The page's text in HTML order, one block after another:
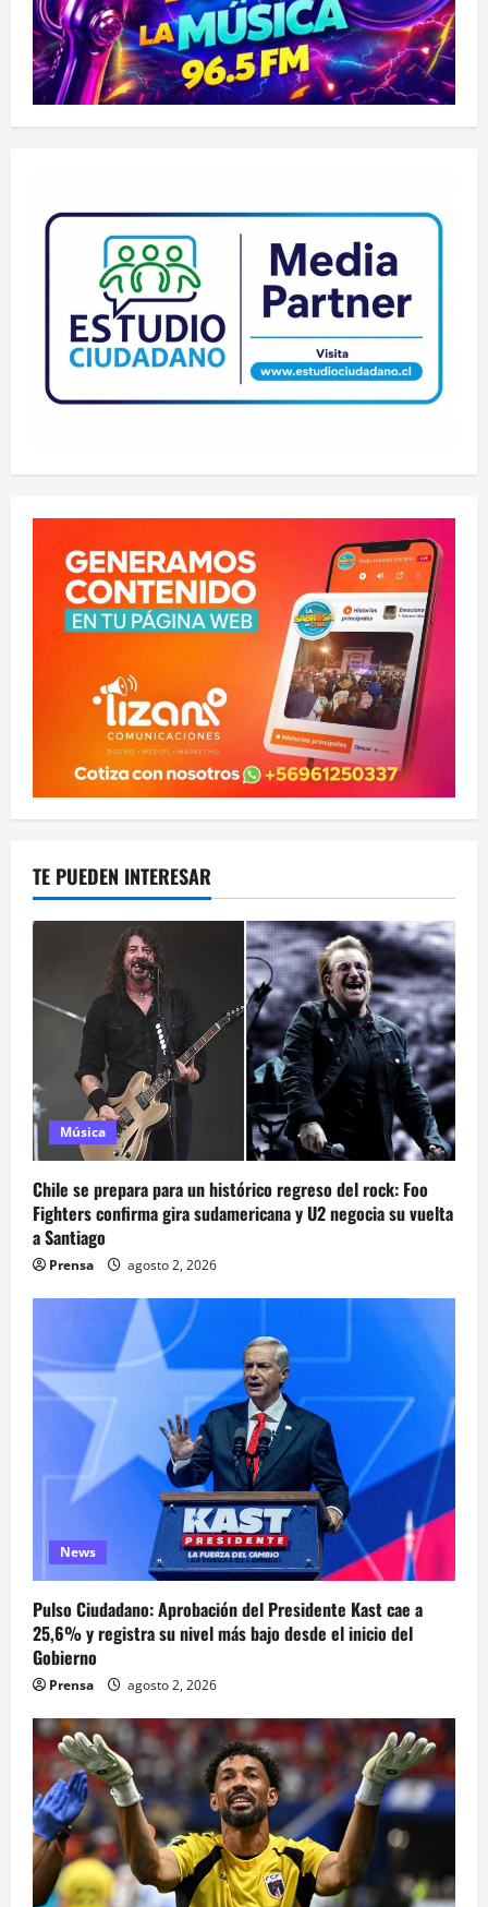
TE PUEDEN INTERESAR
Música
Chile se prepara para un histórico regreso del rock: Foo
Fighters confirma gira sudamericana y U2 negocia su vuelta
a Santiago
Prensa agosto 2, 2026
News
Pulso Ciudadano: Aprobación del Presidente Kast cae a
25,6% y registra su nivel más bajo desde el inicio del
Gobierno
Prensa agosto 2, 2026